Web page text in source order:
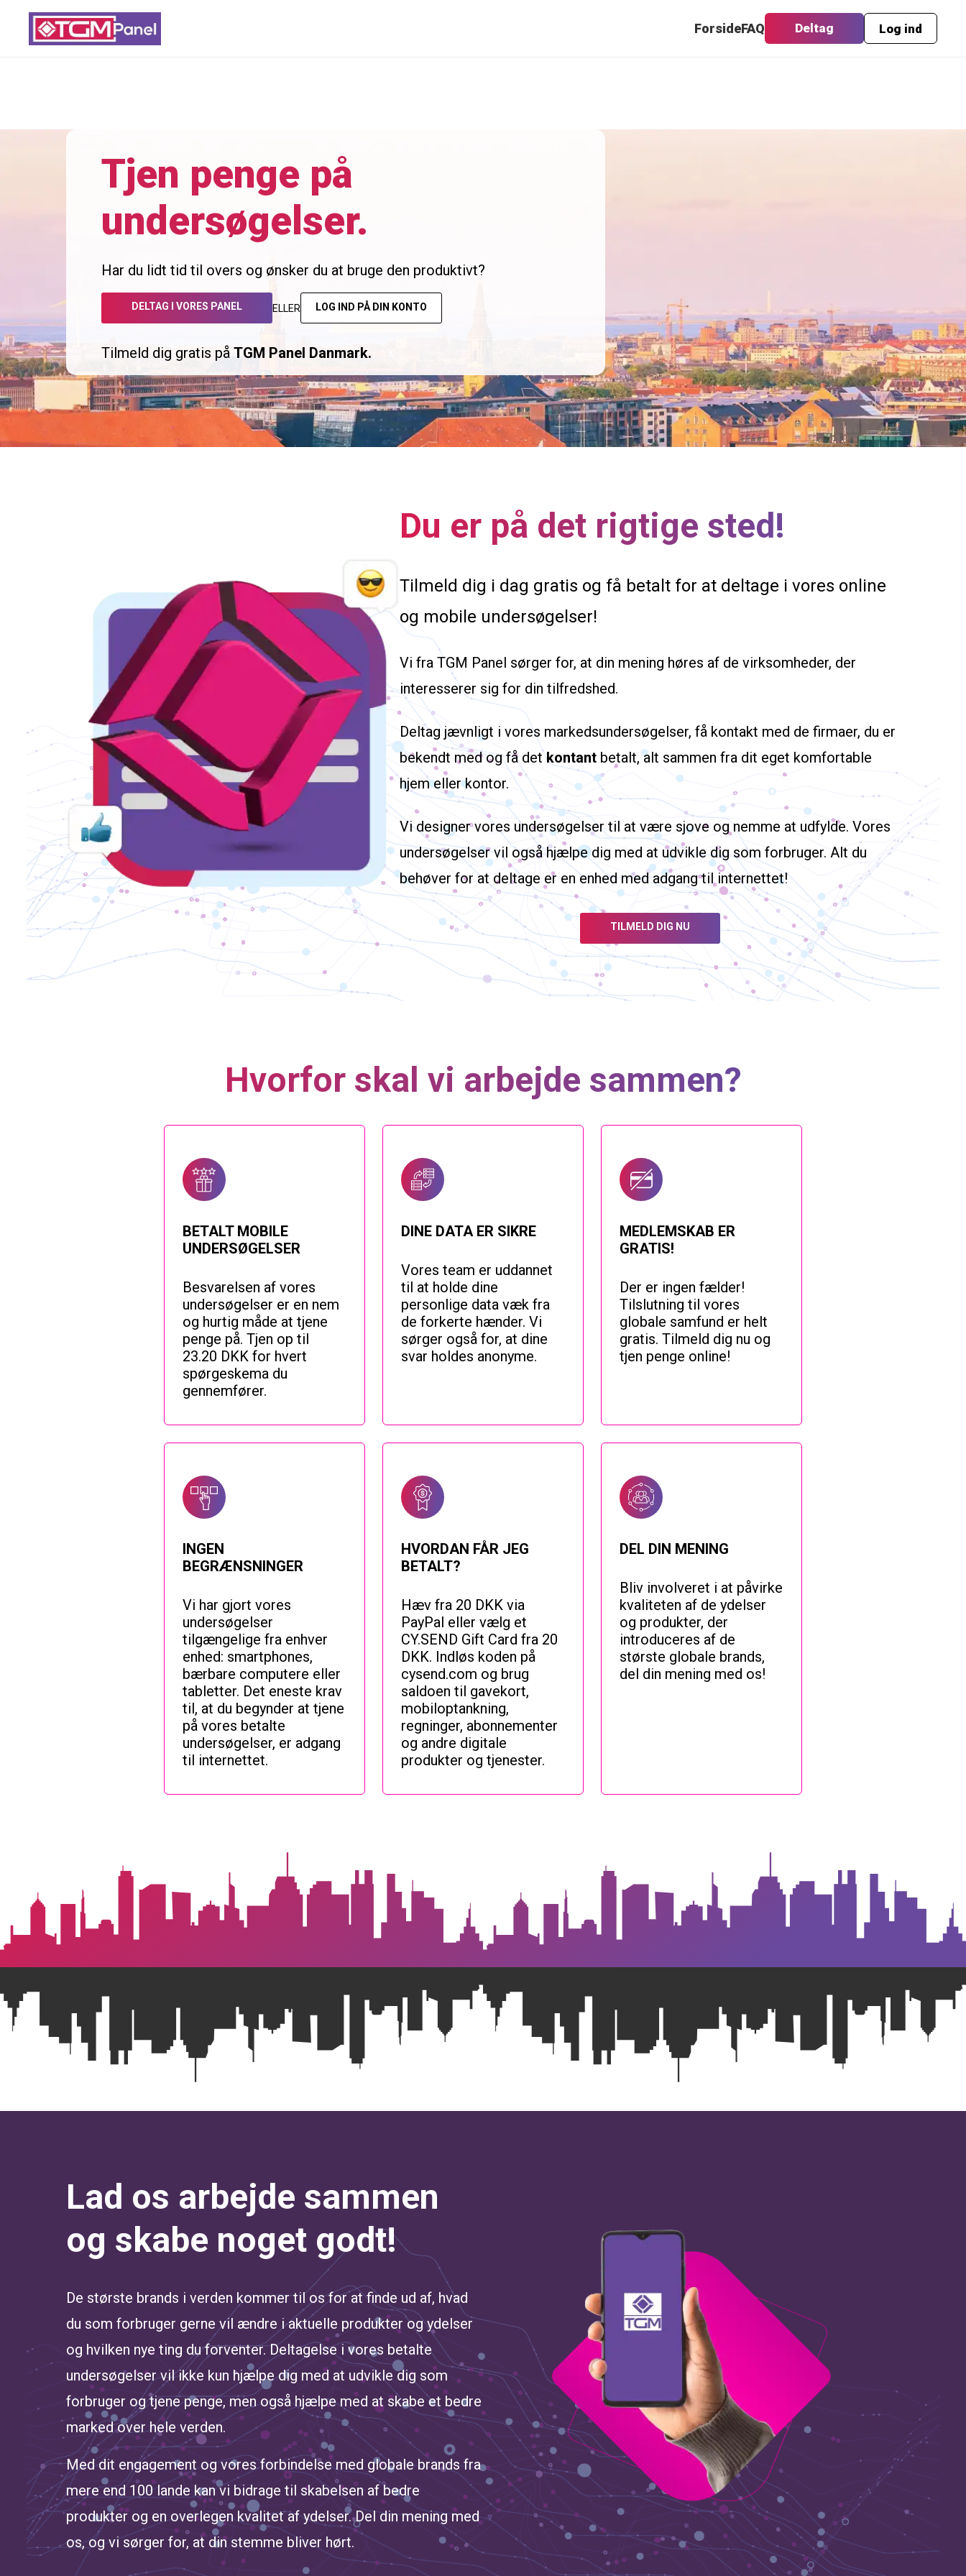
ForsideFAQ Deltag Log ind
Tjen penge på
undersøgelser.
Har du lidt tid til overs og ønsker du at bruge den produktivt?
DELTAG I VORES PANEL ELLER LOG IND PÅ DIN KONTO
Tilmeld dig gratis på TGM Panel Danmark.
Du er på det rigtige sted!
Tilmeld dig i dag gratis og få betalt for at deltage i vores online
og mobile undersøgelser!
Vi fra TGM Panel sørger for, at din mening høres af de virksomheder, der
interesserer sig for din tilfredshed.
Deltag jævnligt i vores markedsundersøgelser, få kontakt med de firmaer, du er
bekendt med og få detkontant betalt, alt sammen fra dit eget komfortable
hjem eller kontor.
Vi designer vores undersøgelser til at være sjove og nemme at udfylde. Vores
undersøgelser vil også hjælpe dig med at udvikle dig som forbruger. Alt du
behøver for at deltage er en enhed med adgang til internettet!
TILMELD DIG NU
Hvorfor skal vi arbejde sammen?
BETALT MOBILE
UNDERSØGELSER
Besvarelsen af vores
undersøgelser er en nem
og hurtig måde at tjene
penge på. Tjen op til
23.20 DKK for hvert
spørgeskema du
gennemfører.
DINE DATA ER SIKRE
Vores team er uddannet
til at holde dine
personlige data væk fra
de forkerte hænder. Vi
sørger også for, at dine
svar holdes anonyme.
MEDLEMSKAB ER
GRATIS!
Der er ingen fælder!
Tilslutning til vores
globale samfund er helt
gratis. Tilmeld dig nu og
tjen penge online!
INGEN
BEGRÆNSNINGER
Vi har gjort vores
undersøgelser
tilgængelige fra enhver
enhed: smartphones,
bærbare computere eller
tabletter. Det eneste krav
til, at du begynder at tjene
på vores betalte
undersøgelser, er adgang
til internettet.
HVORDAN FÅR JEG
BETALT?
Hæv fra 20 DKK via
PayPal eller vælg et
CY.SEND Gift Card fra 20
DKK. Indløs koden på
cysend.com og brug
saldoen til gavekort,
mobiloptankning,
regninger, abonnementer
og andre digitale
produkter og tjenester.
DEL DIN MENING
Bliv involveret i at påvirke
kvaliteten af de ydelser
og produkter, der
introduceres af de
største globale brands,
del din mening med os!
Lad os arbejde sammen
og skabe noget godt!
De største brands i verden kommer til os for at finde ud af, hvad
du som forbruger gerne vil ændre i aktuelle produkter og ydelser
og hvilken nye ting du forventer. Deltagelse i vores betalte
undersøgelser vil ikke kun hjælpe dig med at udvikle dig som
forbruger og tjene penge, men også hjælpe med at skabe et bedre
marked over hele verden.
Med dit engagement og vores forbindelse med globale brands fra
mere end 100 lande kan vi bidrage til skabelsen af bedre
produkter og en overlegen kvalitet af ydelser. Del din mening med
os, og vi sørger for, at din stemme bliver hørt.